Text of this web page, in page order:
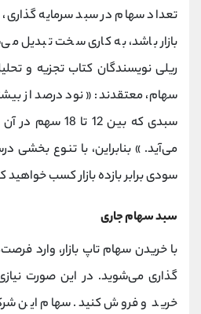
تعداد سهام در سبد سرمایه
بازار باشد، به کاری سخت تبدیل
ریلی نویسندگان کتاب تجزيه و
سهام، معتقدند: « نود درصد از
سبدی که بین 12
می‌آید. » بنابراین، با تنوع بخشی
سودی برابر بازده بازار کسب خواهید
سبد سهام جاری
با خریدن سهام تاپ بازار، وارد
گذاری می‌شوید. در این صورت
خرید و فروش کنید. سهام این